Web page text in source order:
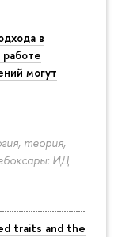
в
могут
теория,
ИД
traits and the